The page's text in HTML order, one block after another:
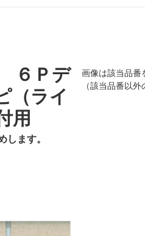
６Ｐデ
ライ
用
ます。
画像は該当品番
（該当品番以